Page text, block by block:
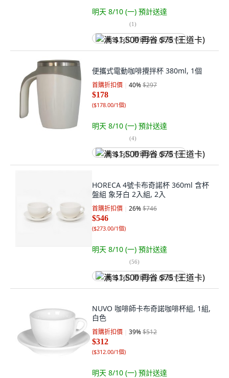
明天 8/10 (一) 預計送達
(1)
满 $1,500 再省 $75 (王道卡)
便攜式電動咖啡攪拌杯 380ml, 1個
首購折扣價 40%$297
$178
($178.00/1個)
明天 8/10 (一) 預計送達
(4)
满 $1,500 再省 $75 (王道卡)
HORECA 4號卡布奇諾杯 360ml 含杯
盤組 象牙白 2入組, 2入
首購折扣價 26%$746
$546
($273.00/1個)
明天 8/10 (一) 預計送達
(56)
满 $1,500 再省 $75 (王道卡)
NUVO 咖啡師卡布奇諾咖啡杯組, 1組,
白色
首購折扣價 39%$512
$312
($312.00/1個)
明天 8/10 (一) 預計送達